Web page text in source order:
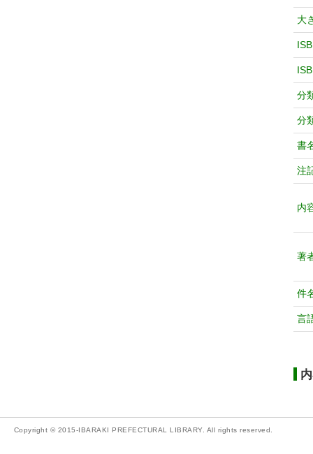
大
分
分
書
注
内
著
件
言
Copyright © 2015-IBARAKI PREFECTURAL LIBRARY. All rights reserved.